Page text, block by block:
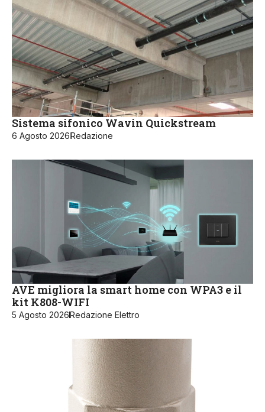
Sistema sifonico Wavin Quickstream
6 Agosto 2026Redazione
AVE migliora la smart home con WPA3 e il
kit K808-WIFI
5 Agosto 2026Redazione Elettro